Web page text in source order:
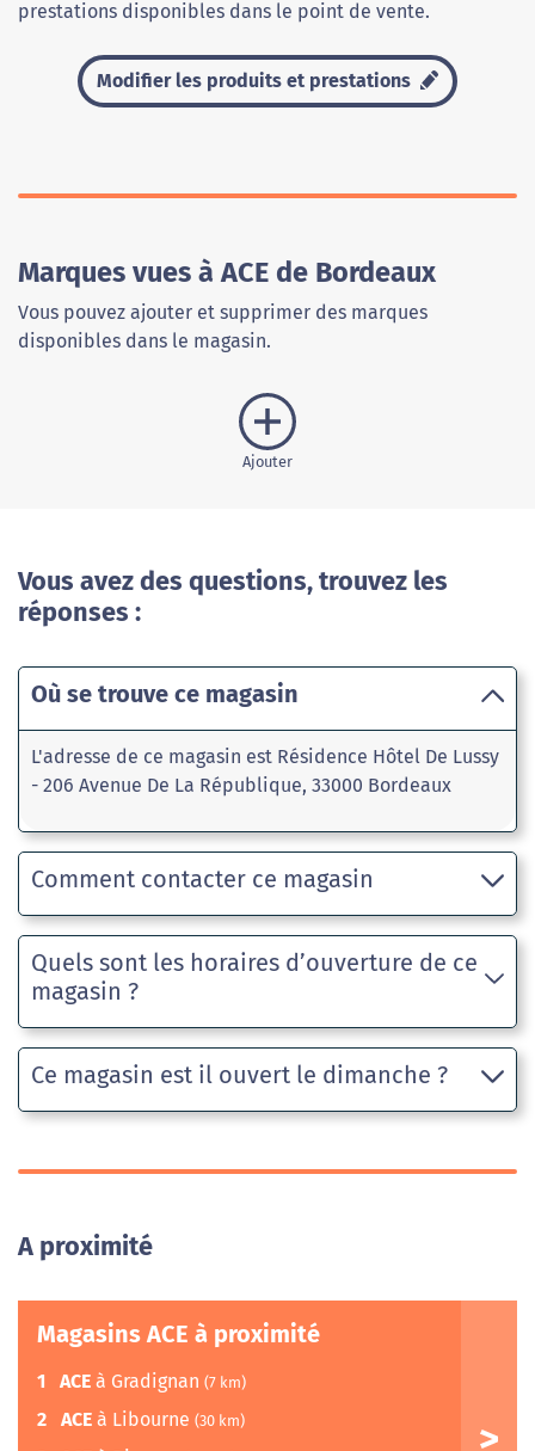
prestations disponibles dans le point de vente.
Modifier les produits et prestations
Marques vues à ACE de Bordeaux
Vous pouvez ajouter et supprimer des marques
disponibles dans le magasin.
Ajouter
Vous avez des questions, trouvez les
réponses :
Où se trouve ce magasin
L'adresse de ce magasin est Résidence Hôtel De Lussy
- 206 Avenue De La République, 33000 Bordeaux
Comment contacter ce magasin
Quels sont les horaires d’ouverture de ce
magasin ?
Ce magasin est il ouvert le dimanche ?
A proximité
Magasins ACE à proximité
1 ACE à Gradignan (7 km)
2 ACE à Libourne (30 km)